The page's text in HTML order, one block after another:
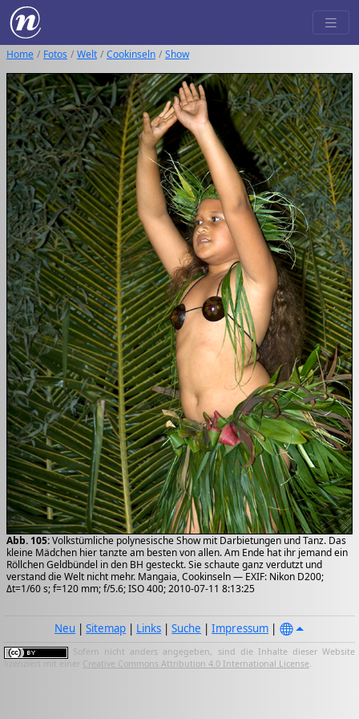
Home Fotos Welt Cookinseln Show
Abb. 105:Volkstümliche polynesische Show mit Darbietungen und Tanz. Das
kleine Mädchen hier tanzte am besten von allen. Am Ende hat ihr jemand ein
Röllchen Geldbündel in den BH gesteckt. Sie schaute ganz verdutzt und
verstand die Welt nicht mehr. Mangaia, Cookinseln — EXIF: Nikon D200;
Δt=1/60 s; f=120 mm; f/5.6; ISO 400; 2010-07-11 8:13:25
Neu |Sitemap | Links |Suche |Impressum |
Sofern nicht anders angegeben, sind die Inhalte dieser Website
lizenziert mit einer Creative Commons Attribution 4.0 International License.